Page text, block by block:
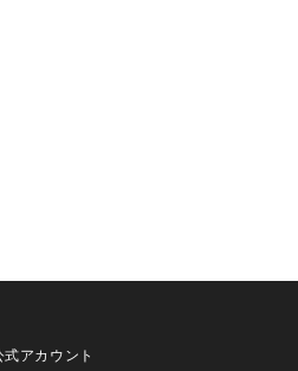
アカウント